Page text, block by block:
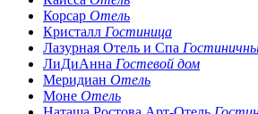
Корсар Отель
Кристалл Гостиница
Лазурная Отель и Спа
ЛиДиАнна Гостевой дом
Меридиан Отель
Моне Отель